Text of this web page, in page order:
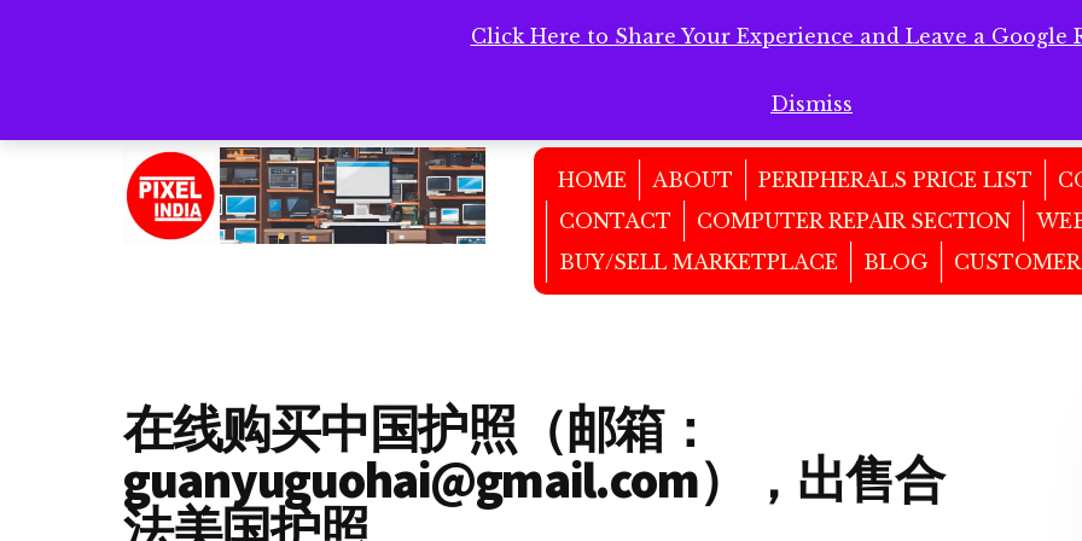
Click Here to Share Your Experience and Leave a Google
Dismiss
Click Here to Share Your Experience and Leave a Google Review!
Additional
HOME ABOUT PERIPHERALS PRICE LIST
CONTACT
COMPUTER REPAIR SECTION
BUY/SELL MARKETPLACE
BLOG
在线购买中国护照（邮箱：
guanyuguohai@gmail.com），出售合